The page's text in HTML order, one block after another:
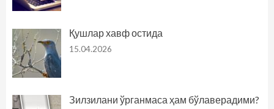
Қушлар хавф остида
15.04.2026
Зилзилани ўрганмаса ҳам бўлаверадими?